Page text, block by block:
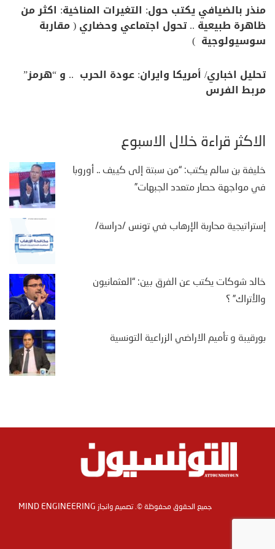
منذر بالضيافي يكتب حول: التغيرات المناخية: اكثر من
ظاهرة طبيعية .. تحول اجتماعي وحضاري ( مقاربة
سوسيولوجية )
تحليل اخباري/ أمريكا وايران: عودة الحرب .. و “هرمز”
مربط الفرس
الأكثر قراءة خلال الأسبوع
خليفة بن سالم يكتب: “من سبتة إلى كييف .. أوروبا
في مواجهة حصار متعدد الجبهات”
إستراتيجية محاربة الإرهاب في تونس /دراسة/
خالد شوكات يكتب عن الفرق بين: “العثمانيون
والأتراك” ؟
بورقيبة و تأميم الاراضي الزراعية التونسية
جميع الحقوق محفوظة ©. تصميم وانجاز MIND ENGINEERING